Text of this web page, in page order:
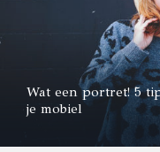
Wat een portret! 5
je mobiel